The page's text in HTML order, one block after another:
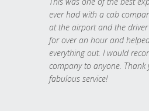
ever had with a cab
at the airport and the
for over an hour and
everything out. I would
company to anyone. Thank
fabulous service!